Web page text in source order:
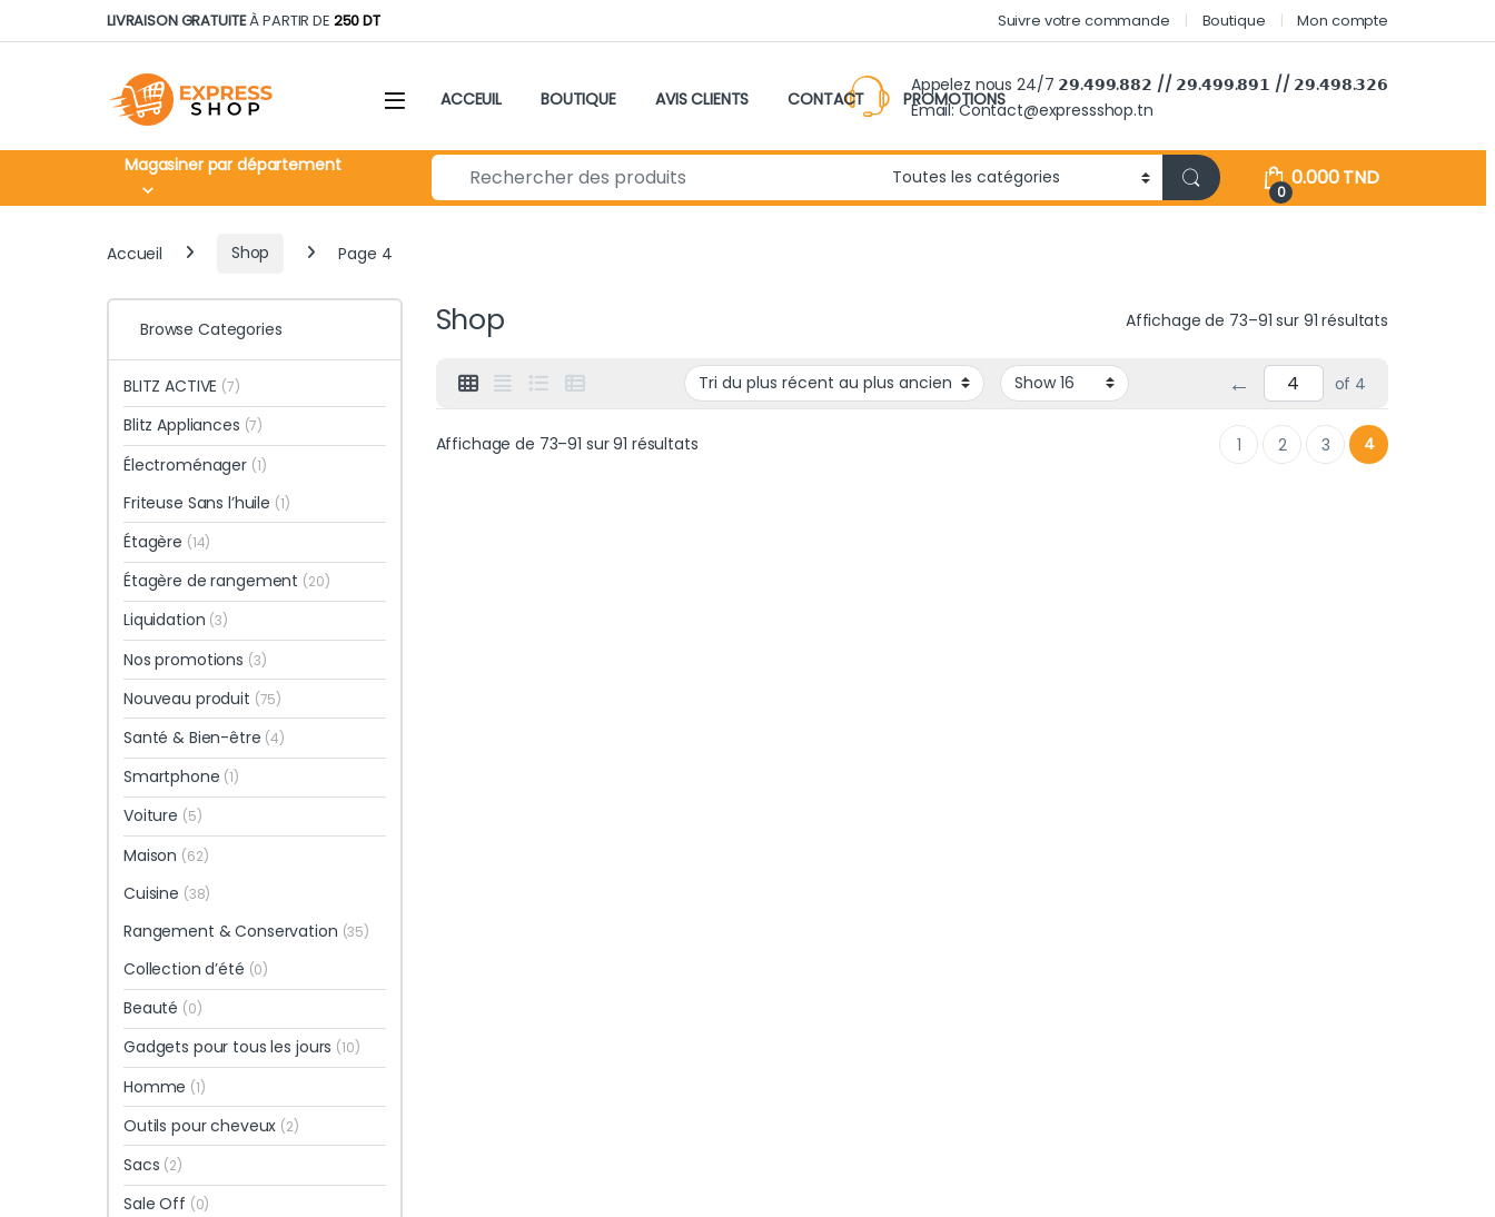
Skip to navigation
Skip to contentLIVRAISON GRATUITEÀ PARTIR DE 250 DT Suivre votre commande Boutique Mon compte
ACCEUIL BOUTIQUE AVIS CLIENTS CONTACT PROMOTIONS
Appelez nous 24/7 𝟮𝟵.𝟰𝟵𝟵.𝟴𝟴𝟮 // 𝟮𝟵.𝟰𝟵𝟵.𝟴𝟵𝟭 // 𝟮𝟵.𝟰𝟵𝟴.𝟯𝟮𝟲
Email: Contact@expressshop.tn
Magasiner par département Search for:
0
0.000TND
Accueil Shop Page 4
Shop Affichage de 73–91 sur 91 résultats
← of 4
Affichage de 73–91 sur 91 résultatsTrié du plus récent au plus ancien 1 2 3 4
Browse Categories
BLITZ ACTIVE (7)
Blitz Appliances (7)
Électroménager (1)
Friteuse Sans l’huile (1)
Étagère (14)
Étagère de rangement (20)
Liquidation (3)
Nos promotions (3)
Nouveau produit (75)
Santé & Bien-être (4)
Smartphone (1)
Voiture (5)
Maison (62)
Cuisine (38)
Rangement & Conservation (35)
Collection d’été (0)
Beauté (0)
Gadgets pour tous les jours (10)
Homme (1)
Outils pour cheveux (2)
Sacs (2)
Sale Off (0)